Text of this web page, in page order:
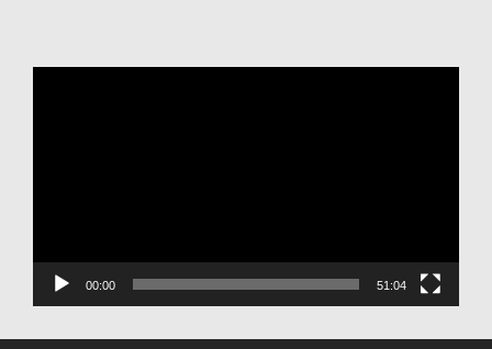
00:00 51:04